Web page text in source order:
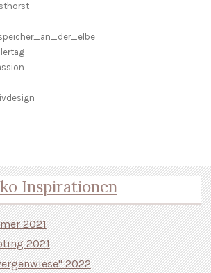
Inspirationen
2021
2021
2022